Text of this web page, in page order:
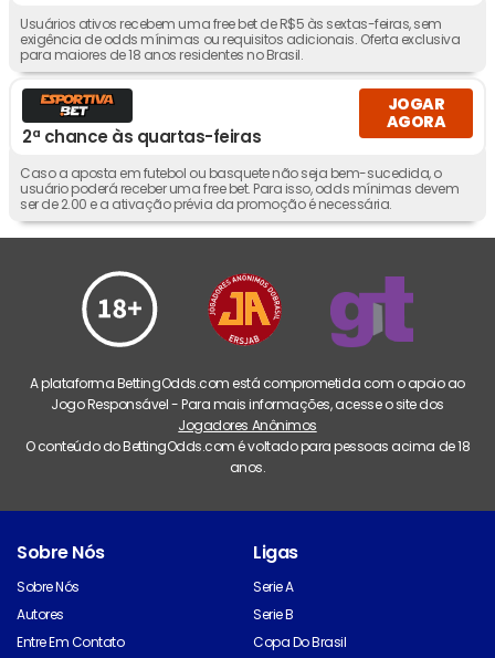
Usuários ativos recebem uma free bet de R$5 às sextas-feiras, sem
exigência de odds mínimas ou requisitos adicionais. Oferta exclusiva
para maiores de 18 anos residentes no Brasil.
2ª chance às quartas-feiras
JOGAR
AGORA
Caso a aposta em futebol ou basquete não seja bem-sucedida, o
usuário poderá receber uma free bet. Para isso, odds mínimas devem
ser de 2.00 e a ativação prévia da promoção é necessária.
A plataforma BettingOdds.com está comprometida com o apoio ao
Jogo Responsável - Para mais informações, acesse o site dos
Jogadores Anônimos
O conteúdo do BettingOdds.com é voltado para pessoas acima de 18
anos.
Sobre Nós
Sobre Nós
Autores
Entre Em Contato
Ligas
Serie A
Serie B
Copa Do Brasil